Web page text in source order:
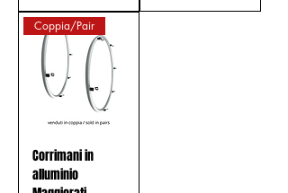
Coppia/Pair
Corrimani in
alluminio